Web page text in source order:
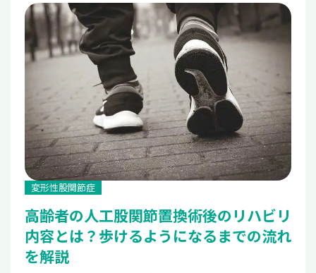
変形性股関節症
高齢者の人工股関節置換術後のリハビリ
内容とは？歩けるようになるまでの流れ
を解説